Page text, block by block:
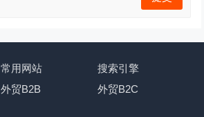
常用网站
搜索引擎
外贸B2B
外贸B2C